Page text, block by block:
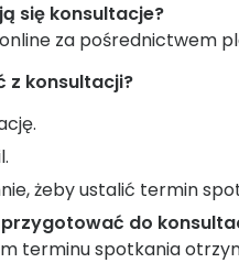
się konsultacje?
za pośrednictwem
z konsultacji?
żeby ustalić termin
przygotować do
terminu spotkania